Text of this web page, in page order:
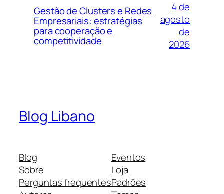
Gestão de Clusters e Redes
Empresariais: estratégias
para cooperação e
competitividade
4 de
agosto
de
2026
Blog Libano
Blog
Sobre
Perguntas frequentes
Eventos
Loja
Padrões